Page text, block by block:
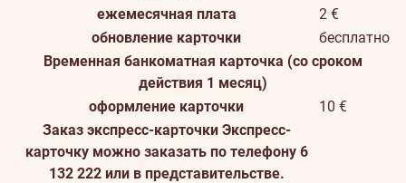
ежемесячная плата
2 €
обновление карточки
бесплатно
Временная банкоматная карточка (со сроком
действия 1 месяц)
оформление карточки
10 €
Заказ экспресс-карточки Экспресс-
карточку можно заказать по телефону 6
132 222 или в представительстве.